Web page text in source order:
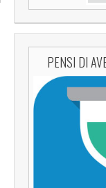
PENSI DI